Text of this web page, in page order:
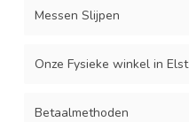
Messen Slijpen
Onze Fysieke winkel in Elst
Betaalmethoden